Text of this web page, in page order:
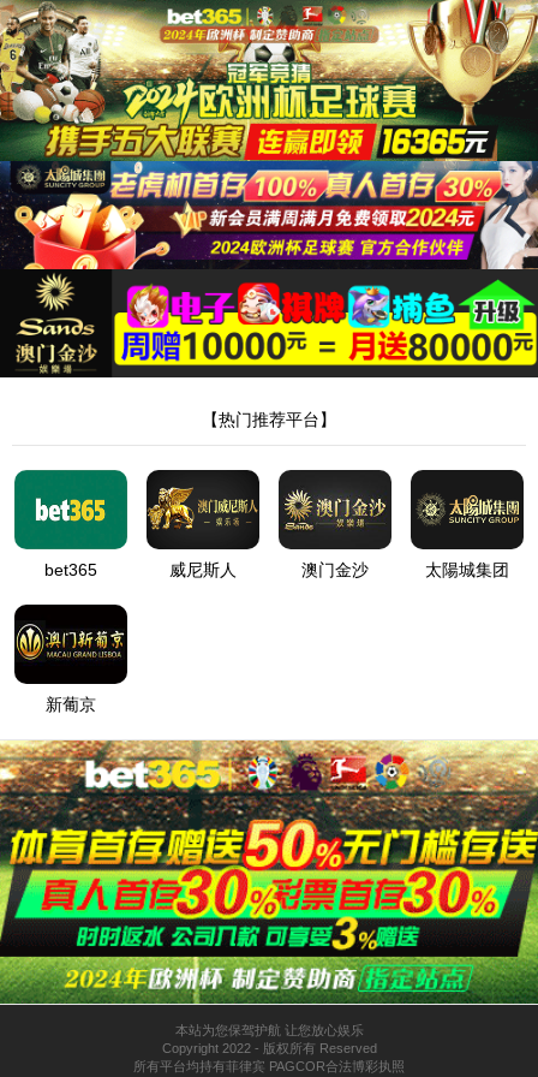
页面错误！请稍后再试～
ThinkPHPV8.0.3{ 十年磨一剑-为API开发设计的高性能框架 }
官方手册